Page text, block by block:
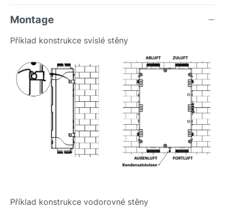
Montage
Příklad konstrukce svislé stěny
Příklad konstrukce vodorovné stěny